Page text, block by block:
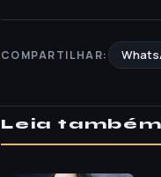
COMPARTILHAR:
Leia também